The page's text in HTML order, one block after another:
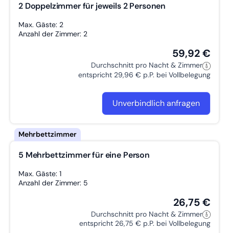
2 Doppelzimmer für jeweils 2 Personen
Max. Gäste: 2
Anzahl der Zimmer: 2
59,92 €
Durchschnitt pro Nacht & Zimmer
entspricht 29,96 € p.P. bei Vollbelegung
Unverbindlich anfragen
5 Mehrbettzimmer für eine Person
Max. Gäste: 1
Anzahl der Zimmer: 5
26,75 €
Durchschnitt pro Nacht & Zimmer
entspricht 26,75 € p.P. bei Vollbelegung